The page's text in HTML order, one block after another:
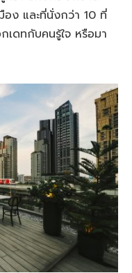
ง และที่นั่งกว่า 10 ที่
เดทกับคนรู้ใจ หรือมา